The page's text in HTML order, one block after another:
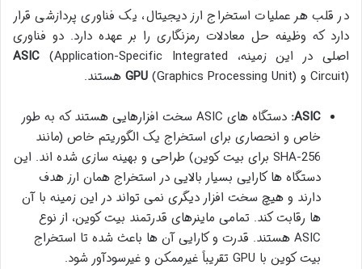
در قلب هر عملیات استخراج ارز دیجیتال، یک فناوری پردازشی قرار
دارد که وظیفه حل معادلات رمزنگاری را بر عهده دارد. دو فناوری
اصلی در این زمینه،
ASIC (Application-Specific Integrated
Circuit) و
GPU (Graphics Processing Unit) هستند.
ASIC:
دستگاه های ASIC سخت افزارهایی هستند که به طور
خاص و انحصاری برای استخراج یک الگوریتم خاص (مانند
SHA-256 برای بیت کوین) طراحی و بهینه سازی شده اند. این
دستگاه ها کارایی بسیار بالایی در استخراج همان ارز هدف
دارند و هیچ سخت افزار دیگری نمی تواند در این زمینه با آن
ها رقابت کند. تمامی ماینرهای قدرتمند بیت کوین، از نوع
ASIC هستند. قدرت و کارایی آن ها باعث شده تا استخراج
بیت کوین با GPU تقریباً غیرممکن و غیرسودآور شود.